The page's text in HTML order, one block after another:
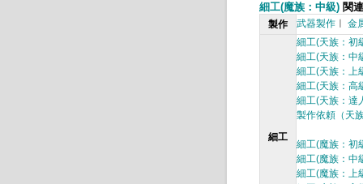
細工(魔族：中級) 関
製作 武器製作 金
細工
細工(天族：初
細工(天族：中
細工(天族：上
細工(天族：高
細工(天族：達
製作依頼（天
細工(魔族：初
細工(魔族：中
細工(魔族：上